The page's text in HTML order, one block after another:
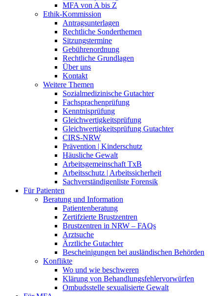
MFA von A bis Z
Ethik-Kommission
Antragsunterlagen
Rechtliche Sonderthemen
Sitzungstermine
Gebührenordnung
Rechtliche Grundlagen
Über uns
Kontakt
Weitere Themen
Sozialmedizinische Gutachter
Fachsprachenprüfung
Kenntnisprüfung
Gleichwertigkeitsprüfung
Gleichwertigkeitsprüfung Gutachter
CIRS-NRW
Prävention | Kinderschutz
Häusliche Gewalt
Arbeitsgemeinschaft TxB
Arbeitsschutz | Arbeitssicherheit
Sachverständigenliste Forensik
Für Patienten
Beratung und Information
Patientenberatung
Zertifzierte Brustzentren
Brustzentren in NRW – FAQs
Arztsuche
Ärztliche Gutachter
Bescheinigungen bei ausländischen Behörden
Konflikte
Wo und wie beschweren
Klärung von Behandlungsfehlervorwürfen
Ombudsstelle sexualisierte Gewalt